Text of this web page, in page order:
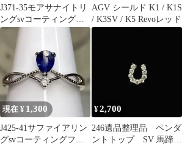
J371-35モアサナイトリ
ングsvコーティングフ
リーサイズ
AGV シールド K1 / K1S
/ K3SV / K5 Revoレッド
現在 ¥ 1,300
J425-41サファイアリン
グsvコーティングフリ
¥2,700
246遺品整理品 ペンダ
ントトップ SV 馬蹄